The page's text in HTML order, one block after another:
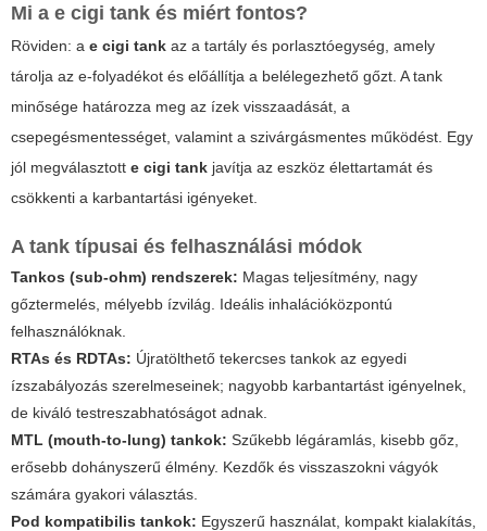
Mi a e cigi tank és miért fontos?
Röviden: a e cigi tank az a tartály és porlasztóegység, amely
tárolja az e-folyadékot és előállítja a belélegezhető gőzt. A tank
minősége határozza meg az ízek visszaadását, a
csepegésmentességet, valamint a szivárgásmentes működést. Egy
jól megválasztott e cigi tank javítja az eszköz élettartamát és
csökkenti a karbantartási igényeket.
A tank típusai és felhasználási módok
Tankos (sub-ohm) rendszerek: Magas teljesítmény, nagy
gőztermelés, mélyebb ízvilág. Ideális inhalációközpontú
felhasználóknak.
RTAs és RDTAs: Újratölthető tekercses tankok az egyedi
ízszabályozás szerelmeseinek; nagyobb karbantartást igényelnek,
de kiváló testreszabhatóságot adnak.
MTL (mouth-to-lung) tankok: Szűkebb légáramlás, kisebb gőz,
erősebb dohányszerű élmény. Kezdők és visszaszokni vágyók
számára gyakori választás.
Pod kompatibilis tankok: Egyszerű használat, kompakt kialakítás,